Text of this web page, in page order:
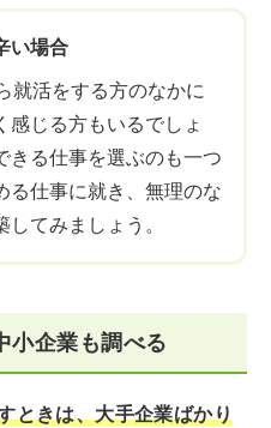
い場合
就活をする方のなかに
感じる方もいるでしょ
きる仕事を選ぶのも一つ
る仕事に就き、無理のな
てみましょう。
小企業も調べる
ときは、大手企業ばかり